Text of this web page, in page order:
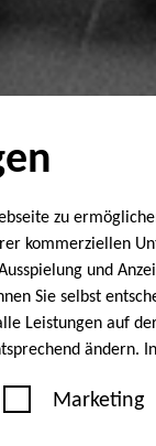
zu
kommerziellen
und
Sie selbst
Leistungen auf
ändern.
Marketing